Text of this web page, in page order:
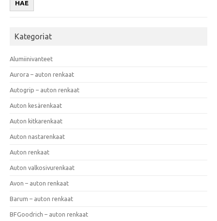
HAE
Kategoriat
Alumiinivanteet
Aurora – auton renkaat
Autogrip – auton renkaat
Auton kesärenkaat
Auton kitkarenkaat
Auton nastarenkaat
Auton renkaat
Auton valkosivurenkaat
Avon – auton renkaat
Barum – auton renkaat
BFGoodrich – auton renkaat